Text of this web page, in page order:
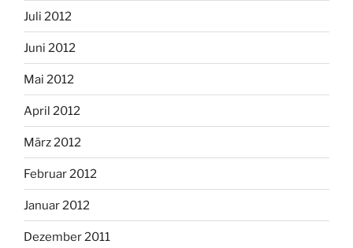
Juli 2012
Juni 2012
Mai 2012
April 2012
März 2012
Februar 2012
Januar 2012
Dezember 2011